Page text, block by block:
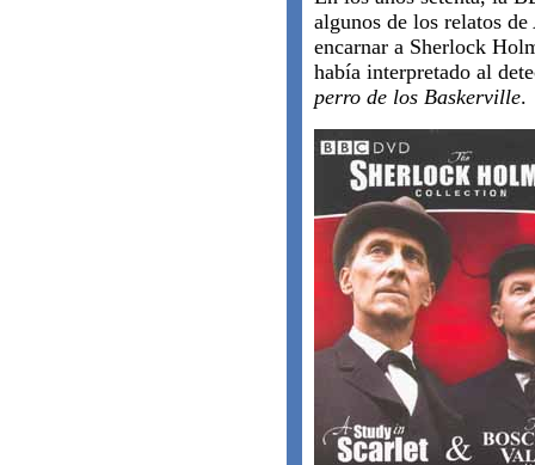
algunos de los relatos
encarnar a Sherlock
había interpretado al
perro de los Baskerville.